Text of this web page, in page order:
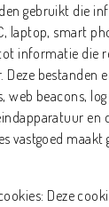
gebruikt die
laptop, smart
informatie die
Deze bestanden
web beacons,
en
vastgoed maakt
Deze